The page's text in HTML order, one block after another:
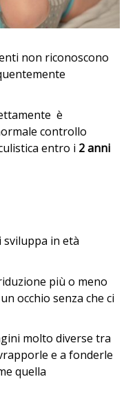
non riconoscono
è
controllo
entro i 2 anni
in età
più o meno
occhio senza che ci
molto diverse tra
e a fonderle
quella